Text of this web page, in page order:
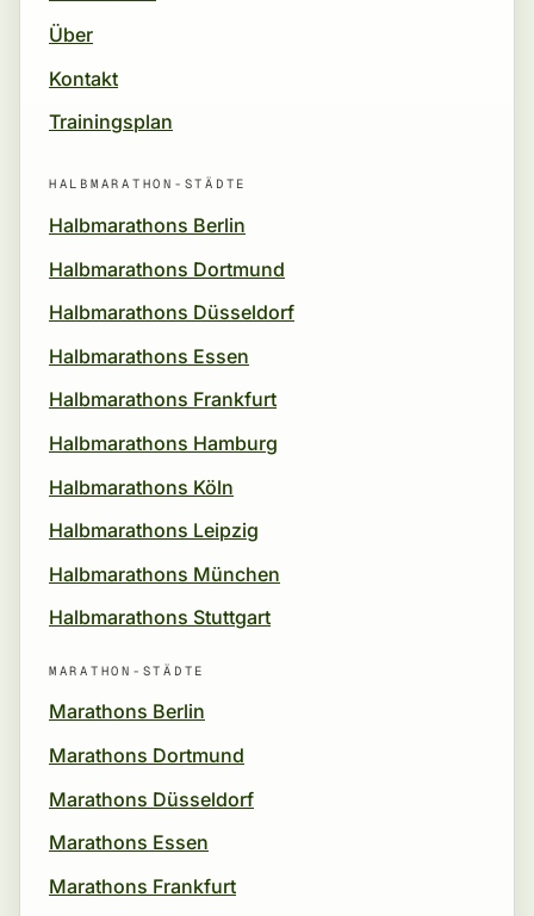
Über
Kontakt
Trainingsplan
HALBMARATHON-STÄDTE
Halbmarathons Berlin
Halbmarathons Dortmund
Halbmarathons Düsseldorf
Halbmarathons Essen
Halbmarathons Frankfurt
Halbmarathons Hamburg
Halbmarathons Köln
Halbmarathons Leipzig
Halbmarathons München
Halbmarathons Stuttgart
MARATHON-STÄDTE
Marathons Berlin
Marathons Dortmund
Marathons Düsseldorf
Marathons Essen
Marathons Frankfurt